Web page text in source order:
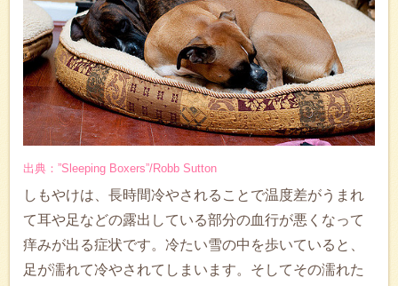
出典：”Sleeping Boxers”/Robb Sutton
しもやけは、長時間冷やされることで温度差がうまれ
て耳や足などの露出している部分の血行が悪くなって
痒みが出る症状です。冷たい雪の中を歩いていると、
足が濡れて冷やされてしまいます。そしてその濡れた